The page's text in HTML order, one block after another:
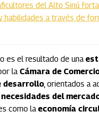
del Alto Sinú
habilidades a través de
es el resultado de una
la Cámara de
desarrollo, orientados a
necesidades del
como laeconomía